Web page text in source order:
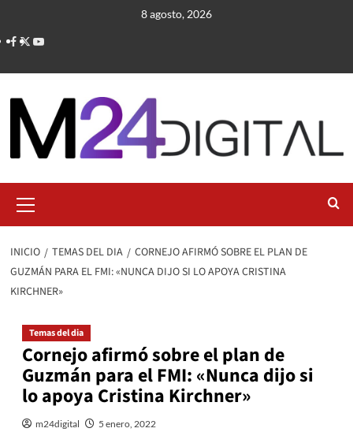
contenido
8 agosto, 2026
primario
INICIO TEMAS DEL DIA
CORNEJO AFIRMÓ SOBRE EL PLAN DE
GUZMÁN PARA EL FMI: «NUNCA DIJO SI LO APOYA CRISTINA
KIRCHNER»
Temas del dia
Cornejo afirmó sobre el plan de
Guzmán para el FMI: «Nunca dijo si
lo apoya Cristina Kirchner»
m24digital 5 enero, 2022